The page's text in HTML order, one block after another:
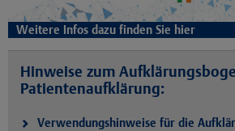
Weitere Infos dazu finden Sie hier
Hinweise zum
Patientenaufklärung:
Verwendungshinweise für die